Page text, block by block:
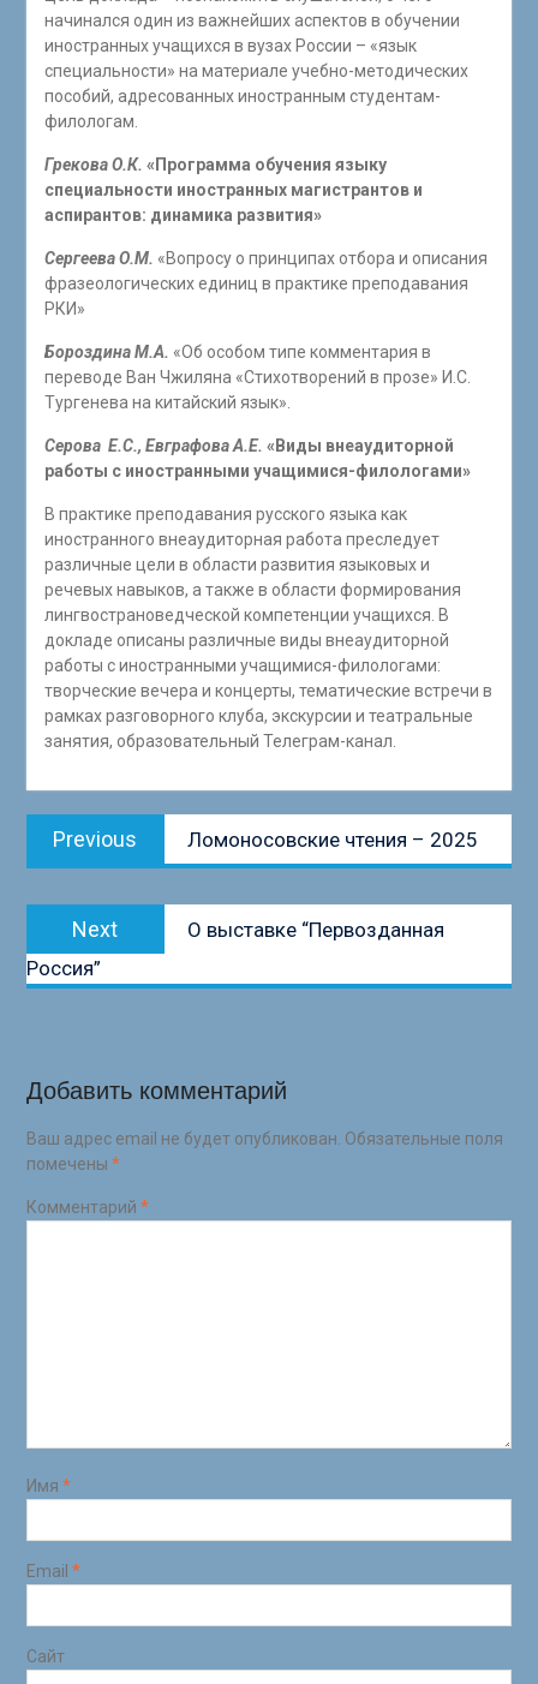
начинался один из важнейших аспектов в обучении
иностранных учащихся в вузах России – «язык
специальности» на материале учебно-методических
пособий, адресованных иностранным студентам-
филологам.
Грекова О.К. «Программа обучения языку
специальности иностранных магистрантов и
аспирантов: динамика развития»
Сергеева О.М. «Вопросу о принципах отбора и описания
фразеологических единиц в практике преподавания
РКИ»
Бороздина М.А. «Об особом типе комментария в
переводе Ван Чжиляна «Стихотворений в прозе» И.С.
Тургенева на китайский язык».
Серова Е.С., Евграфова А.Е. «Виды внеаудиторной
работы с иностранными учащимися-филологами»
В практике преподавания русского языка как
иностранного внеаудиторная работа преследует
различные цели в области развития языковых и
речевых навыков, а также в области формирования
лингвострановедческой компетенции учащихся. В
докладе описаны различные виды внеаудиторной
работы с иностранными учащимися-филологами:
творческие вечера и концерты, тематические встречи в
рамках разговорного клуба, экскурсии и театральные
занятия, образовательный Телеграм-канал.
Навигация
Previous
post:
Ломоносовские чтения – 2025
Next
post:
О выставке “Первозданная
Россия”
Добавить комментарий
Ваш адрес email не будет опубликован. Обязательные поля
помечены *
Комментарий *
Имя *
Email *
Сайт